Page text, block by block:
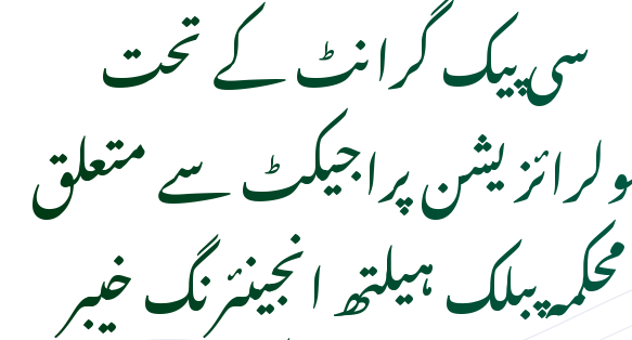
سی پیک گرانٹ کے تحت
پراجیکٹ سے متعلق
محکمہ پبلک ہیلتھ انجینئرنگ خیبر